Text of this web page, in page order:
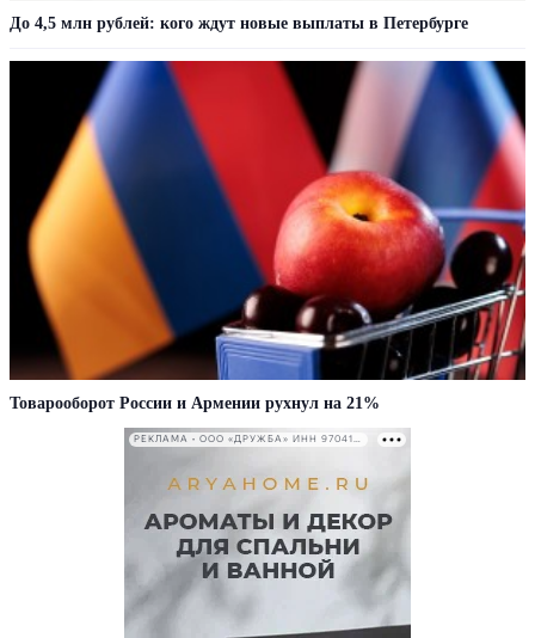
До 4,5 млн рублей: кого ждут новые выплаты в Петербурге
Товарооборот России и Армении рухнул на 21%
РЕКЛАМА • ООО «ДРУЖБА» ИНН 9704146411